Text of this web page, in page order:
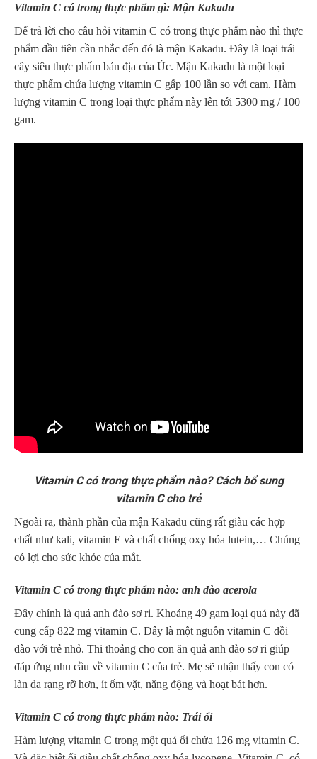
Vitamin C có trong thực phẩm gì: Mận Kakadu
Để trả lời cho câu hỏi vitamin C có trong thực phẩm nào thì thực
phẩm đầu tiên cần nhắc đến đó là mận Kakadu. Đây là loại trái
cây siêu thực phẩm bản địa của Úc. Mận Kakadu là một loại
thực phẩm chứa lượng vitamin C gấp 100 lần so với cam. Hàm
lượng vitamin C trong loại thực phẩm này lên tới 5300 mg / 100
gam.
Vitamin C có trong thực phẩm nào? Cách bổ sung
vitamin C cho trẻ
Ngoài ra, thành phần của mận Kakadu cũng rất giàu các hợp
chất như kali, vitamin E và chất chống oxy hóa lutein,… Chúng
có lợi cho sức khỏe của mắt.
Vitamin C có trong thực phẩm nào: anh đào acerola
Đây chính là quả anh đào sơ ri. Khoảng 49 gam loại quả này đã
cung cấp 822 mg vitamin C. Đây là một nguồn vitamin C dồi
dào với trẻ nhỏ. Thi thoảng cho con ăn quả anh đào sơ ri giúp
đáp ứng nhu cầu về vitamin C của trẻ. Mẹ sẽ nhận thấy con có
làn da rạng rỡ hơn, ít ốm vặt, năng động và hoạt bát hơn.
Vitamin C có trong thực phẩm nào: Trái ổi
Hàm lượng vitamin C trong một quả ổi chứa 126 mg vitamin C.